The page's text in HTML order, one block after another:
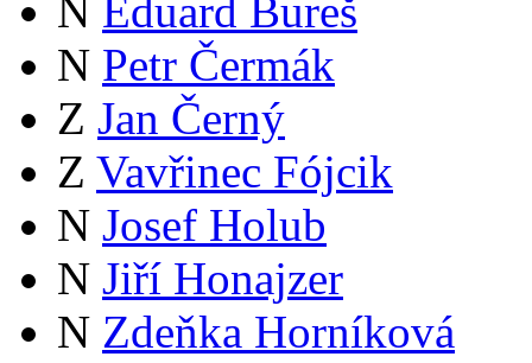
N Eduard Bureš
N Petr Čermák
Z Jan Černý
Z Vavřinec Fójcik
N Josef Holub
N Jiří Honajzer
N Zdeňka Horníková